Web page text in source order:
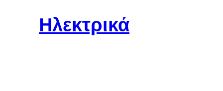
Ηλεκτρικά